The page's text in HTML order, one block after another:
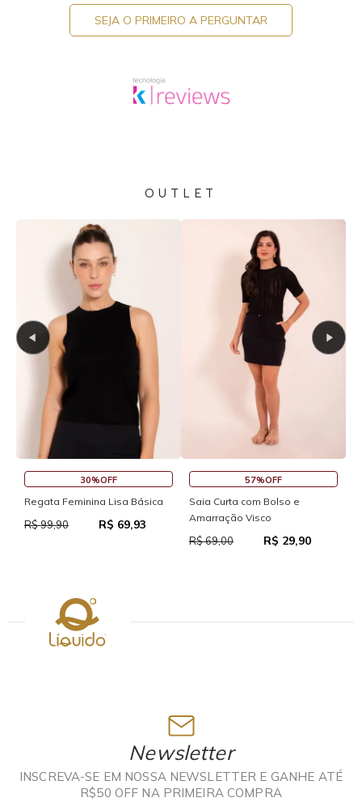
SEJA O PRIMEIRO A PERGUNTAR
OUTLET
30%OFF
Regata Feminina Lisa Básica
R$ 99,90 R$ 69,93
57%OFF
Saia Curta com Bolso e
Amarração Visco
R$ 69,00 R$ 29,90
Newsletter
INSCREVA-SE EM NOSSA NEWSLETTER E GANHE ATÉ
R$50 OFF NA PRIMEIRA COMPRA